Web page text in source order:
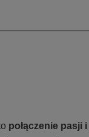
połączenie pasji